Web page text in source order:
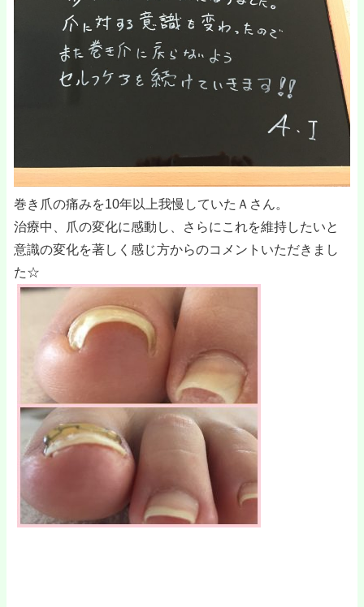
巻き爪の痛みを10年以上我慢していたＡさん。
治療中、爪の変化に感動し、さらにこれを維持したいと
意識の変化を著しく感じ方からのコメントいただきまし
た☆